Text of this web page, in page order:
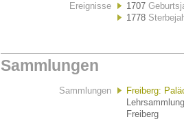
Ereignisse
1707
1778
Sammlungen
Sammlungen
Freiberg:
Freiberg